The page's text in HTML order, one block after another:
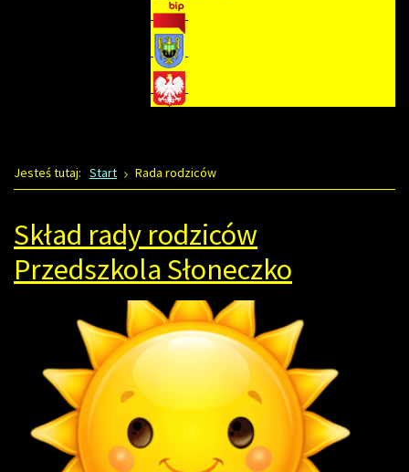
Jesteś tutaj: Start Rada rodziców
Skład rady rodziców
Przedszkola Słoneczko